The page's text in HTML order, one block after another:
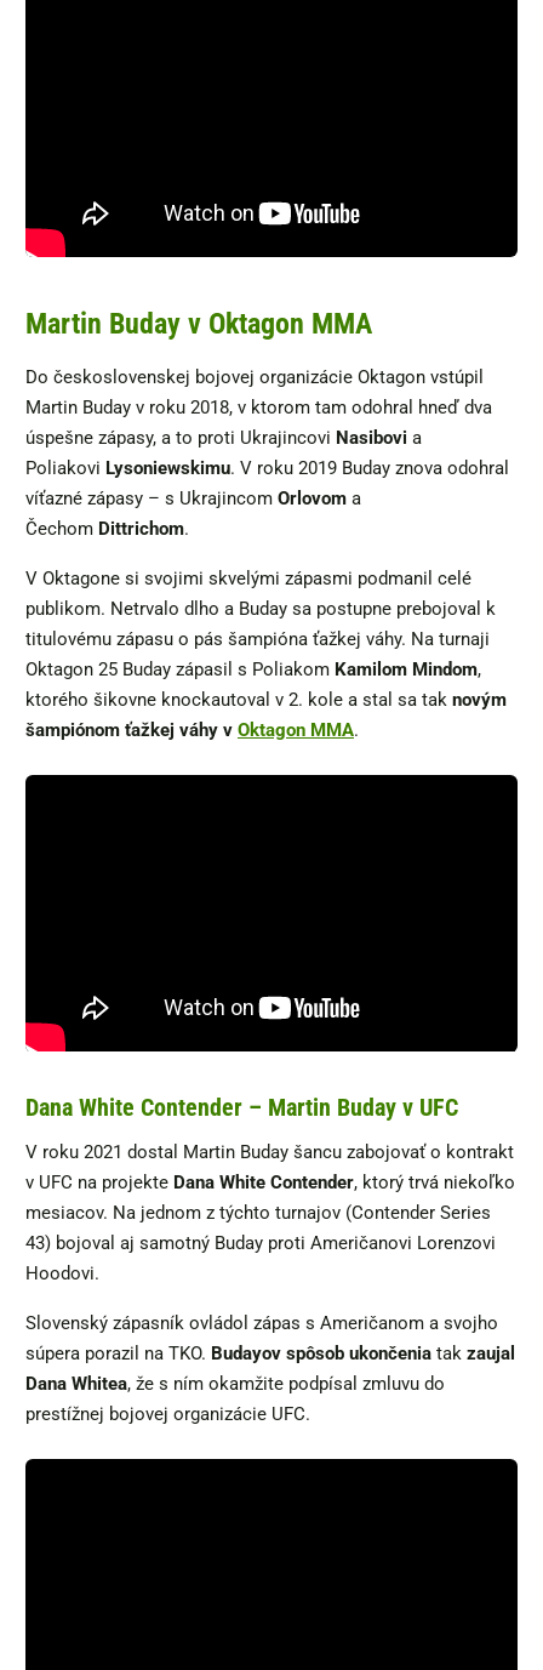
Martin Buday v Oktagon MMA
Do československej bojovej organizácie Oktagon vstúpil
Martin Buday v roku 2018, v ktorom tam odohral hneď dva
úspešne zápasy, a to proti Ukrajincovi Nasibovi a
Poliakovi Lysoniewskimu. V roku 2019 Buday znova odohral
víťazné zápasy – s Ukrajincom Orlovom a
Čechom Dittrichom.
V Oktagone si svojimi skvelými zápasmi podmanil celé
publikom. Netrvalo dlho a Buday sa postupne prebojoval k
titulovému zápasu o pás šampióna ťažkej váhy. Na turnaji
Oktagon 25 Buday zápasil s Poliakom Kamilom Mindom,
ktorého šikovne knockautoval v 2. kole a stal sa tak novým
šampiónom ťažkej váhy v Oktagon MMA.
Dana White Contender – Martin Buday v UFC
V roku 2021 dostal Martin Buday šancu zabojovať o kontrakt
v UFC na projekte Dana White Contender, ktorý trvá niekoľko
mesiacov. Na jednom z týchto turnajov (Contender Series
43) bojoval aj samotný Buday proti Američanovi Lorenzovi
Hoodovi.
Slovenský zápasník ovládol zápas s Američanom a svojho
súpera porazil na TKO. Budayov spôsob ukončenia tak zaujal
Dana Whitea, že s ním okamžite podpísal zmluvu do
prestížnej bojovej organizácie UFC.